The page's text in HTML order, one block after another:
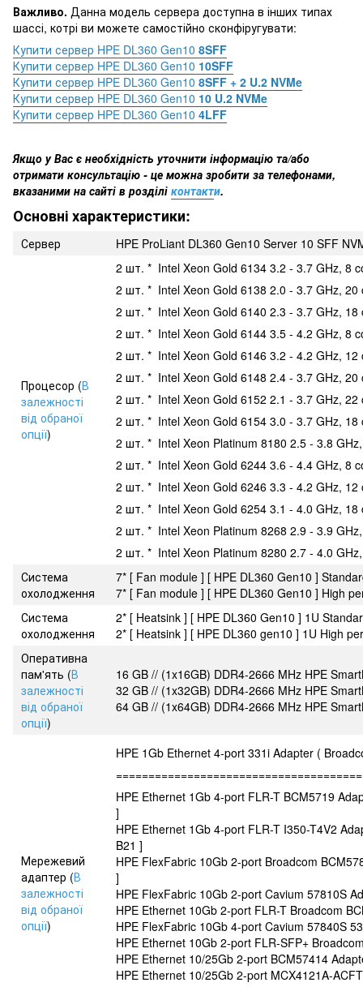
Важливо. Данна модель сервера доступна в інших типах
шассі, котрі ви можете самостійно сконфіругувати:
Купити сервер HPE DL360 Gen10 8SFF
Купити сервер HPE DL360 Gen10 10SFF
Купити сервер HPE DL360 Gen10 8SFF + 2 U.2 NVMe
Купити сервер HPE DL360 Gen10 10 U.2 NVMe
Купити сервер HPE DL360 Gen10 4LFF
Якщо у Вас є необхідність уточнити інформацію та/або
отримати консультацію - це можна зробити за телефонами,
вказаними на сайті в розділі контакти.
Основні характеристики:
Сервер HPE ProLiant DL360 Gen10 Server 10 SFF
Процесор (В
залежності
від обраної
опції)
2 шт. * Intel Xeon Gold 6134 3.2 - 3.7 GHz, 8
2 шт. * Intel Xeon Gold 6138 2.0 - 3.7 GHz, 20
2 шт. * Intel Xeon Gold 6140 2.3 - 3.7 GHz, 18
2 шт. * Intel Xeon Gold 6144 3.5 - 4.2 GHz, 8
2 шт. * Intel Xeon Gold 6146 3.2 - 4.2 GHz, 12
2 шт. * Intel Xeon Gold 6148 2.4 - 3.7 GHz, 20
2 шт. * Intel Xeon Gold 6152 2.1 - 3.7 GHz, 22
2 шт. * Intel Xeon Gold 6154 3.0 - 3.7 GHz, 18
2 шт. * Intel Xeon Platinum 8180 2.5 - 3.8
2 шт. * Intel Xeon Gold 6244 3.6 - 4.4 GHz, 8
2 шт. * Intel Xeon Gold 6246 3.3 - 4.2 GHz, 12
2 шт. * Intel Xeon Gold 6254 3.1 - 4.0 GHz, 18
2 шт. * Intel Xeon Platinum 8268 2.9 - 3.9
2 шт. * Intel Xeon Platinum 8280 2.7 - 4.0
Система
охолодження
7* [ Fan module ] [ HPE DL360 Gen10 ]
7* [ Fan module ] [ HPE DL360 Gen10 ] High
Система
охолодження
2* [ Heatsink ] [ HPE DL360 Gen10 ] 1U
2* [ Heatsink ] [ HPE DL360 gen10 ] 1U High
Оперативна
пам'ять (В
залежності
від обраної
опції)
16 GB // (1x16GB) DDR4-2666 MHz HPE
32 GB // (1x32GB) DDR4-2666 MHz HPE
64 GB // (1x64GB) DDR4-2666 MHz HPE
Мережевий
адаптер (В
залежності
від обраної
опції)
HPE 1Gb Ethernet 4-port 331i Adapter (
HPE Ethernet 1Gb 4-port FLR-T BCM5719
]
HPE Ethernet 1Gb 4-port FLR-T I350-T4V2
B21 ]
HPE FlexFabric 10Gb 2-port Broadcom
]
HPE FlexFabric 10Gb 2-port Cavium 57810S
HPE Ethernet 10Gb 2-port FLR-T Broadcom
HPE FlexFabric 10Gb 4-port Cavium 57840S
HPE Ethernet 10Gb 2-port FLR-SFP+
HPE Ethernet 10/25Gb 2-port BCM57414
HPE Ethernet 10/25Gb 2-port MCX4121A-